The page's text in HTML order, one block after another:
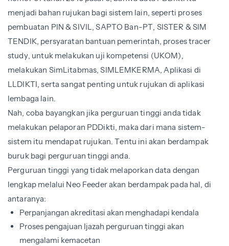
menjadi bahan rujukan bagi sistem lain, seperti proses
pembuatan PIN & SIVIL, SAPTO Ban-PT, SISTER & SIM
TENDIK, persyaratan bantuan pemerintah, proses tracer
study, untuk melakukan uji kompetensi (UKOM),
melakukan SimLitabmas, SIMLEMKERMA, Aplikasi di
LLDIKTI, serta sangat penting untuk rujukan di aplikasi
lembaga lain.
Nah, coba bayangkan jika perguruan tinggi anda tidak
melakukan pelaporan PDDikti, maka dari mana sistem-
sistem itu mendapat rujukan. Tentu ini akan berdampak
buruk bagi perguruan tinggi anda.
Perguruan tinggi yang tidak melaporkan data dengan
lengkap melalui Neo Feeder akan berdampak pada hal, di
antaranya:
Perpanjangan akreditasi akan menghadapi kendala
Proses pengajuan Ijazah perguruan tinggi akan
mengalami kemacetan